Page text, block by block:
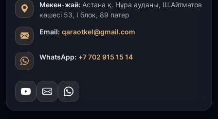
31 шілде, 2026
«Ауыл аманаты»: Түркістанда 30,2 млрд теңгеге
4 223 жоба қаржыландырылды
31 шілде, 2026
толық ауыз сумен қамтылды
30 шілде, 2026
Мекен-жай: Астана қ. Нұра ауданы, Ш.Айтматов
көшесі 53, І блок, 89 пәтер
Email: qaraotkel@gmail.com
WhatsApp: +7 702 915 15 14